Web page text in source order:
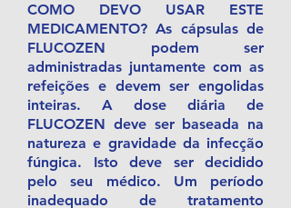
COMO DEVO USAR ESTE
MEDICAMENTO? As cápsulas de
FLUCOZEN podem ser
administradas juntamente com as
refeições e devem ser engolidas
inteiras. A dose diária de
FLUCOZEN deve ser baseada na
natureza e gravidade da infecção
fúngica. Isto deve ser decidido
pelo seu médico. Um período
inadequado de tratamento